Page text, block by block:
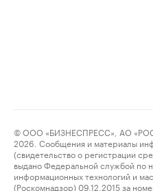
© ООО «БИЗНЕСПРЕСС», АО
2026. Сообщения и материалы
(свидетельство о регистрации
выдано Федеральной службой по
информационных технологий и
(Роскомнадзор) 09.12.2015 за